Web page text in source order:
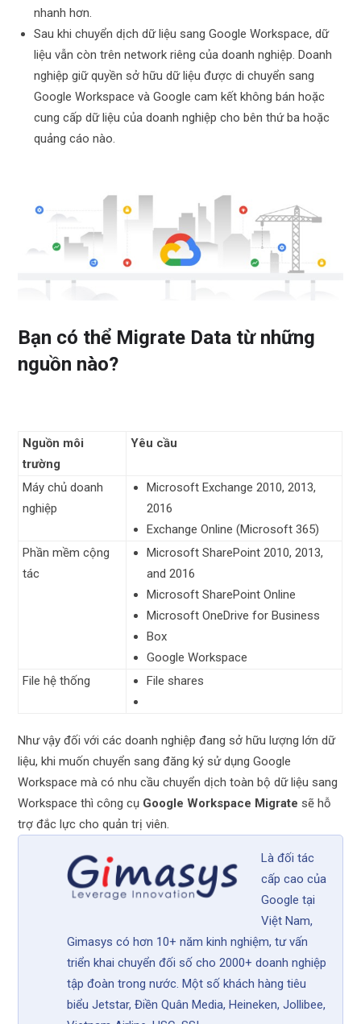
nhanh hơn.
Sau khi chuyển dịch dữ liệu sang Google Workspace, dữ
liệu vẫn còn trên network riêng của doanh nghiệp. Doanh
nghiệp giữ quyền sở hữu dữ liệu được di chuyển sang
Google Workspace và Google cam kết không bán hoặc
cung cấp dữ liệu của doanh nghiệp cho bên thứ ba hoặc
quảng cáo nào.
Bạn có thể Migrate Data từ những
nguồn nào?
Nguồn môi
trường
Yêu cầu
Máy chủ doanh
nghiệp
Microsoft Exchange 2010, 2013,
2016
Exchange Online (Microsoft 365)
Phần mềm cộng
tác
Microsoft SharePoint 2010, 2013,
and 2016
Microsoft SharePoint Online
Microsoft OneDrive for Business
Box
Google Workspace
File hệ thống
File shares
Như vậy đối với các doanh nghiệp đang sở hữu lượng lớn dữ
liệu, khi muốn chuyển sang đăng ký sử dụng Google
Workspace mà có nhu cầu chuyển dịch toàn bộ dữ liệu sang
Workspace thì công cụ Google Workspace Migrate sẽ hỗ
trợ đắc lực cho quản trị viên.
Là đối tác
cấp cao của
Google tại
Việt Nam,
Gimasys có hơn 10+ năm kinh nghiệm, tư vấn
triển khai chuyển đối số cho 2000+ doanh nghiệp
tập đoàn trong nước. Một số khách hàng tiêu
biểu Jetstar, Điền Quân Media, Heineken, Jollibee,